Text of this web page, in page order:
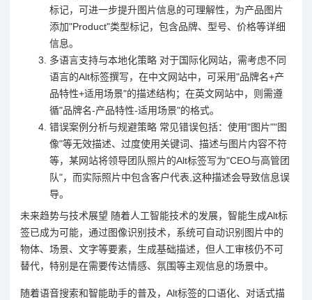
标记，可进一步提升图片信息的可理解性，为产品图片
添加"Product"类型标记，包含品牌、型号、价格等详细
信息。
多语言支持与本地化策略 对于国际化网站，需考虑不同
语言的Alt标签撰写，在中文网站中，可采用"品牌名+产
品特性+适用场景"的描述结构；在英文网站中，则需遵
循"品牌名-产品特性-适用场景"的格式。
错误案例分析与规避策略 常见错误包括：使用"图片""图
像"等无效描述、过度使用关键词、描述与图片内容不符
等，某网站将领导团队照片的Alt标签写为"CEO与高管团
队"，而实际照片中包含客户代表,这种描述会导致信息误
导。
未来趋势与技术展望 随着人工智能技术的发展，智能生成Alt标
签已成为可能，通过图像识别技术，系统可自动识别图片中的
物体、场景、文字等要素，生成基础描述，但人工审核仍不可
替代，特别是在需要传达情感、氛围等主观信息的场景中。
随着语音搜索和智能助手的普及，Alt标签的口语化、对话式描